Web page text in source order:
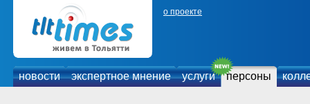
о проекте
новости экспертное мнение услуги персоны